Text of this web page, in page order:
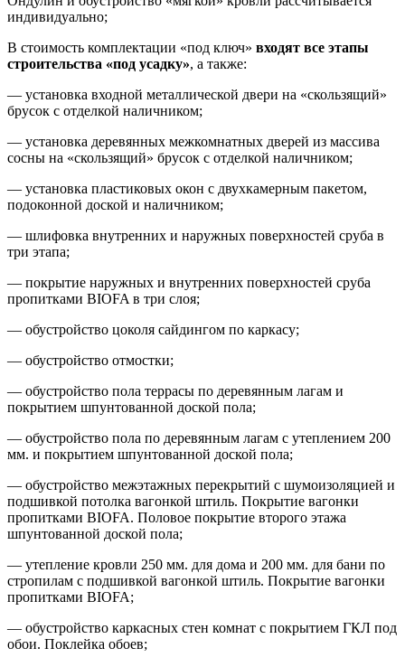
индивидуально;
В стоимость комплектации «под ключ» входят все этапы
строительства «под усадку», а также:
— установка входной металлической двери на «скользящий»
брусок с отделкой наличником;
— установка деревянных межкомнатных дверей из массива
сосны на «скользящий» брусок с отделкой наличником;
— установка пластиковых окон с двухкамерным пакетом,
подоконной доской и наличником;
— шлифовка внутренних и наружных поверхностей сруба в
три этапа;
— покрытие наружных и внутренних поверхностей сруба
пропитками BIOFA в три слоя;
— обустройство цоколя сайдингом по каркасу;
— обустройство отмостки;
— обустройство пола террасы по деревянным лагам и
покрытием шпунтованной доской пола;
— обустройство пола по деревянным лагам с утеплением 200
мм. и покрытием шпунтованной доской пола;
— обустройство межэтажных перекрытий с шумоизоляцией и
подшивкой потолка вагонкой штиль. Покрытие вагонки
пропитками BIOFA. Половое покрытие второго этажа
шпунтованной доской пола;
— утепление кровли 250 мм. для дома и 200 мм. для бани по
стропилам с подшивкой вагонкой штиль. Покрытие вагонки
пропитками BIOFA;
— обустройство каркасных стен комнат с покрытием ГКЛ под
обои. Поклейка обоев;